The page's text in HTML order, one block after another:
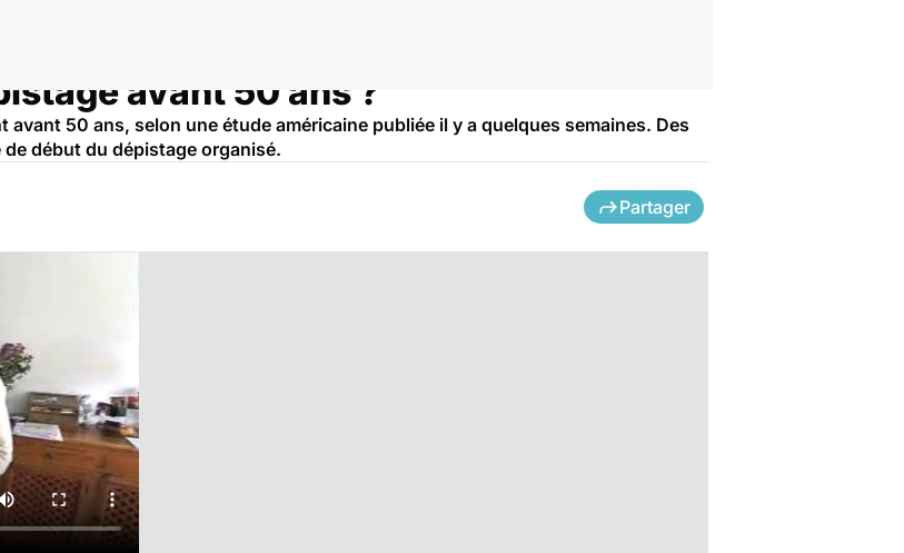
avant 50 ans ?
50 ans, selon une étude américaine publiée il y a quelques semaines. Des
début du dépistage organisé.
Partager